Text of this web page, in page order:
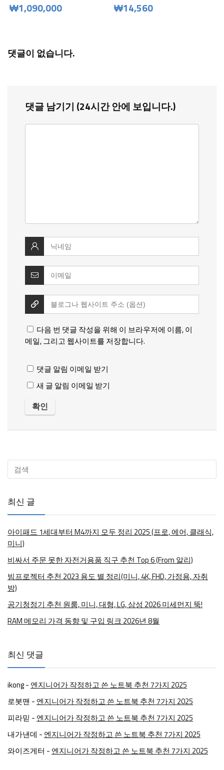
₩1,090,000 ₩14,560
댓글이 없습니다.
댓글 남기기 (24시간 안에 보입니다.)
다음 번 댓글 작성을 위해 이 브라우저에 이름, 이
메일, 그리고 웹사이트를 저장합니다.
댓글 알림 이메일 받기
새 글 알림 이메일 받기
최신 글
아이패드 1세대부터 M4까지 모두 정리 2025 (프로, 에어, 클래식,
미니)
비싸서 주문 못한 자전거용품 직구 추천 Top 6 (From 알리)
빔프로젝터 추천 2023 용도 별 정리(미니, 4K, FHD, 가정용, 자취
방)
공기청정기 추천 원룸, 미니, 대형, LG, 삼성 2026 미세먼지 뚝!
RAM 메모리 가격 동향 및 구입 링크 2026년 8월
최신 댓글
ikong- 엔지니어가 작정하고 쓴 노트북 추천 7가지 2025
로봇맨 - 엔지니어가 작정하고 쓴 노트북 추천 7가지 2025
피라믿 - 엔지니어가 작정하고 쓴 노트북 추천 7가지 2025
내가낸데 - 엔지니어가 작정하고 쓴 노트북 추천 7가지 2025
와이즈게터 - 엔지니어가 작정하고 쓴 노트북 추천 7가지 2025